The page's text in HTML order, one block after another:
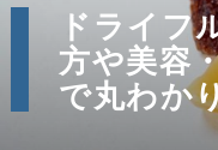
ドライフ
方や美容
で丸わか